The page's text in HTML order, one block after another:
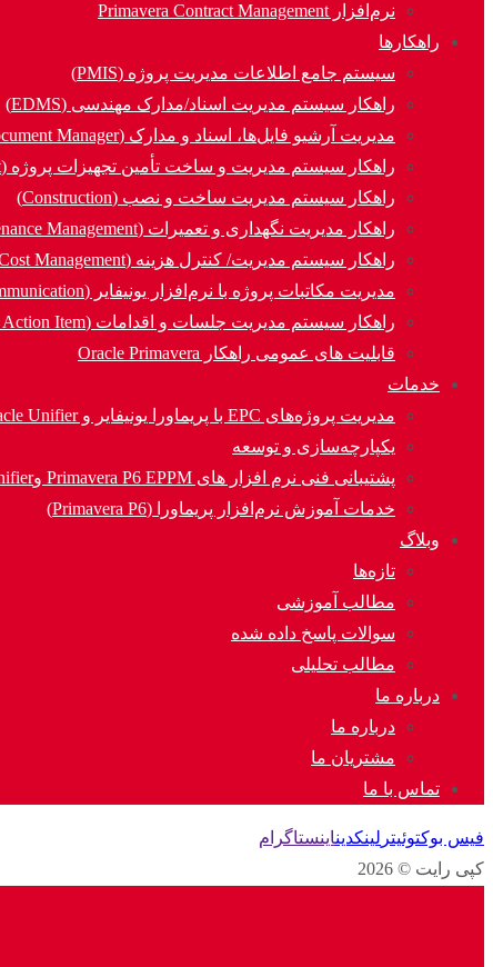
نرم‌افزار Primavera Contract Management
راهکارها
سیستم جامع اطلاعات مدیریت پروژه (PMIS)
راهکار سیستم مدیریت اسناد/مدارک مهندسی (EDMS)
مدیریت آرشیو فایل‌ها، اسناد و مدارک (Document Manager)
راهکار سیستم مدیریت و ساخت تأمین تجهیزات پروژه (Procurement)
راهکار سیستم مدیریت ساخت و نصب (Construction)
راهکار مدیریت نگهداری و تعمیرات (Asset & Maintenance Management)
راهکار سیستم مدیریت/ کنترل هزینه (Cost Management)
مدیریت مکاتبات پروژه با نرم‌افزار یونیفایر (Communication)
راهکار سیستم مدیریت جلسات و اقدامات (MOM & Action Item)
قابلیت های عمومی راهکار Oracle Primavera
خدمات
مدیریت پروژه‌های EPC با پریماورا یونیفایر و Oracle Unifier
یکپارچه‌سازی و توسعه
پشتیبانی فنی نرم افزار های Primavera P6 EPPM وOracle Unifier
خدمات آموزش نرم‌افزار پریماورا (Primavera P6)
وبلاگ
تازه‌ها
مطالب آموزشی
سوالات پاسخ داده شده
مطالب تحلیلی
درباره ما
درباره ما
مشتریان ما
تماس با ما
فیس بوکتوئیتر لینکدیناینستاگرام
کپی رایت © 2026